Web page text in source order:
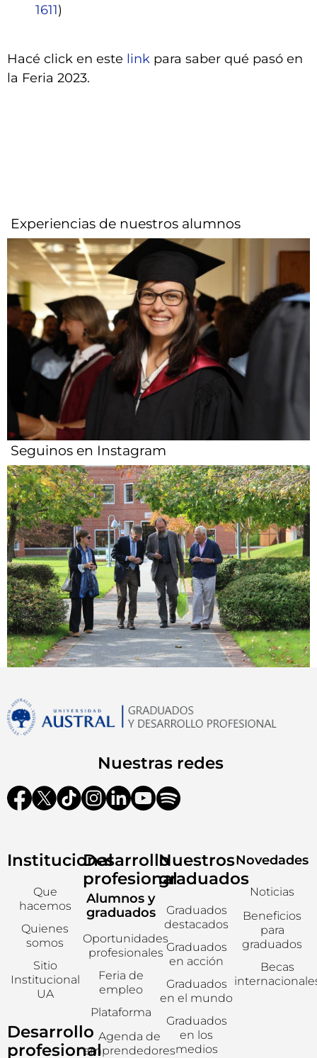
1611)
Hacé click en este link para saber qué pasó en
la Feria 2023.
Experiencias de nuestros alumnos​
Seguinos en Instagram
Nuestras redes
Institucional
Que
hacemos
Quienes
somos
Sitio
Institucional
UA
Desarrollo
profesional
Desarrollo
profesional
Alumnos y
graduados
Oportunidades
profesionales
Feria de
empleo
Plataforma
Agenda de
emprendedores
Nuestros
graduados
Graduados
destacados
Graduados
en acción
Graduados
en el mundo
Graduados
en los
medios
Novedades
Noticias
Beneficios
para
graduados
Becas